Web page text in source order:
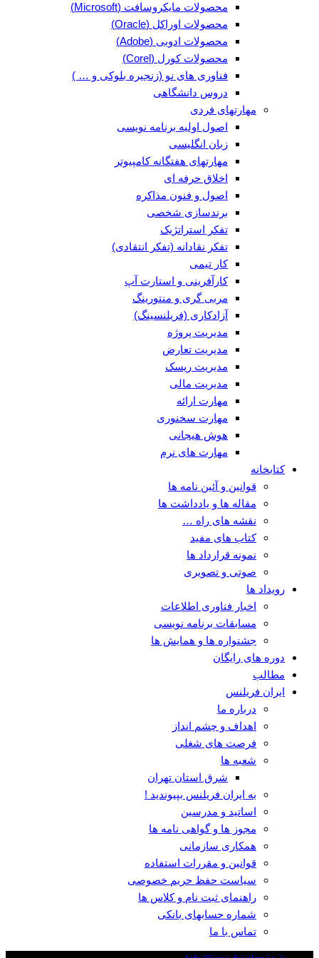
محصولات مایکروسافت (Microsoft)
محصولات اوراکل (Oracle)
محصولات ادوبی (Adobe)
محصولات کورل (Corel)
فناوری های نو (زنجیره بلوکی و … )
دروس دانشگاهی
مهارتهای فردی
اصول اولیه برنامه نویسی
زبان انگلیسی
مهارتهای هفتگانه کامپیوتر
اخلاق حرفه ای
اصول و فنون مذاکره
برندسازی شخصی
تفکر استراتژیک
تفکر نقادانه (تفکر انتقادی)
کار تیمی
کارآفرینی و استارت آپ
مربی گری و منتورینگ
آزادکاری (فریلنسینگ)
مدیریت پروژه
مدیریت تعارض
مدیریت ریسک
مدیریت مالی
مهارت ارائه
مهارت سخنوری
هوش هیجانی
مهارت های نرم
کتابخانه
قوانین و آئین نامه ها
مقاله ها و یادداشت ها
نقشه های راه …
کتاب های مفید
نمونه قرارداد ها
صوتی و تصویری
رویداد ها
اخبار فناوری اطلاعات
مسابقات برنامه نویسی
جشنواره ها و همایش ها
دوره های رایگان
مطالب
ایران فریلنس
درباره ما
اهداف و چشم انداز
فرصت های شغلی
شعبه ها
شرق استان تهران
به ایران فریلنس بپیوندید !
اساتید و مدرسین
مجوز ها و گواهی نامه ها
همکاری سازمانی
قوانین و مقررات استفاده
سیاست حفظ حریم خصوصی
راهنمای ثبت نام و کلاس ها
شماره حسابهای بانکی
تماس با ما